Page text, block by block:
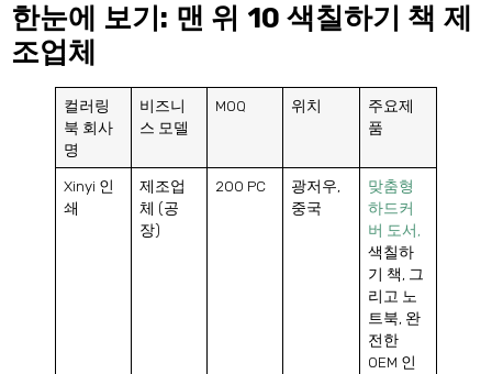
한눈에 보기: 맨 위 10 색칠하기 책 제
조업체
컬러링
북 회사
명
비즈니
스 모델
MOQ 위치
주요제
품
Xinyi 인
쇄
제조업
체 (공
장)
200 PC
광저우,
중국
맞춤형
하드커
버 도서,
색칠하
기 책, 그
리고 노
트북, 완
전한
OEM 인